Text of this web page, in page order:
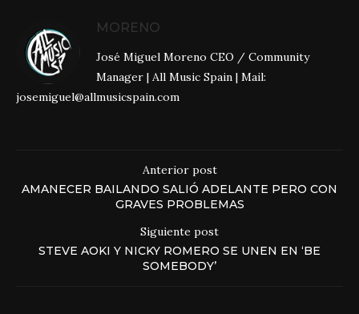
MORENO
José Miguel Moreno CEO / Community
Manager | All Music Spain | Mail:
josemiguel@allmusicspain.com
Anterior post
AMANECER BAILANDO SALIÓ ADELANTE PERO CON
GRAVES PROBLEMAS
Siguiente post
STEVE AOKI Y NICKY ROMERO SE UNEN EN ‘BE
SOMEBODY’